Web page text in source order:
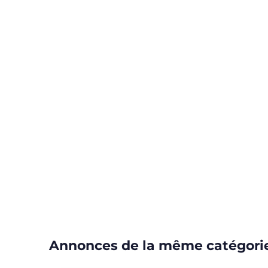
Annonces de la même